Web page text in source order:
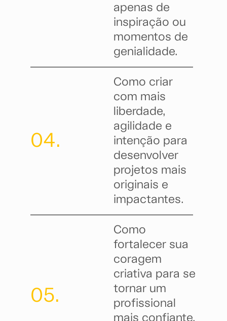
apenas de
inspiração ou
momentos de
genialidade.
04.
Como criar
com mais
liberdade,
agilidade e
intenção para
desenvolver
projetos mais
originais e
impactantes.
05.
Como
fortalecer sua
coragem
criativa para se
tornar um
profissional
mais confiante,